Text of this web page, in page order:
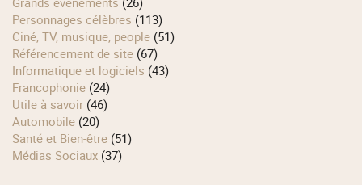
Personnages célèbres (113)
Ciné, TV, musique, people (51)
Référencement de site (67)
Informatique et logiciels (43)
Francophonie (24)
Utile à savoir (46)
Automobile (20)
Santé et Bien-être (51)
Médias Sociaux (37)